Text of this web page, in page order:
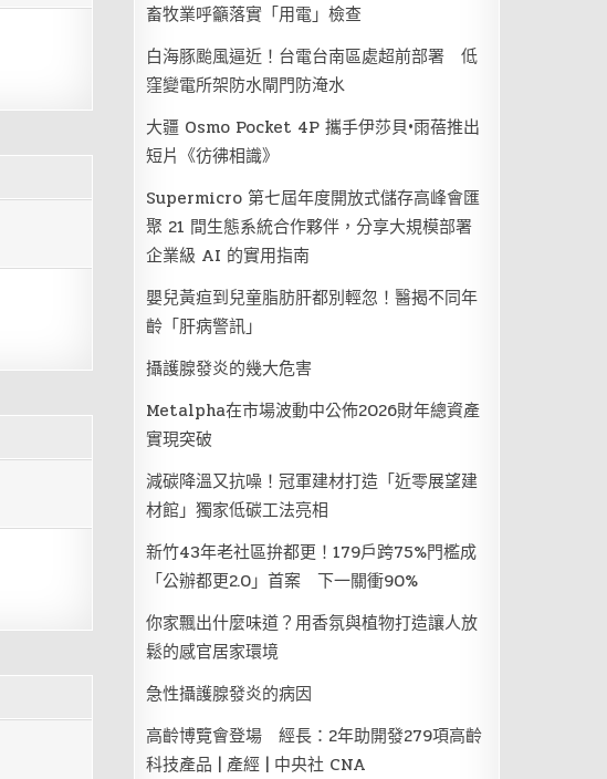
畜牧業呼籲落實「用電」檢查
白海豚颱風逼近！台電台南區處超前部署 低
窪變電所架防水閘門防淹水
大疆 Osmo Pocket 4P 攜手伊莎貝•雨蓓推出
短片《彷彿相識》
Supermicro 第七屆年度開放式儲存高峰會匯
聚 21 間生態系統合作夥伴，分享大規模部署
企業級 AI 的實用指南
嬰兒黃疸到兒童脂肪肝都別輕忽！醫揭不同年
齡「肝病警訊」
攝護腺發炎的幾大危害
Metalpha在市場波動中公佈2026財年總資產
實現突破
減碳降溫又抗噪！冠軍建材打造「近零展望建
材館」獨家低碳工法亮相
新竹43年老社區拚都更！179戶跨75%門檻成
「公辦都更2.0」首案 下一關衝90%
你家飄出什麼味道？用香氛與植物打造讓人放
鬆的感官居家環境
急性攝護腺發炎的病因
高齡博覽會登場 經長：2年助開發279項高齡
科技產品 | 產經 | 中央社 CNA